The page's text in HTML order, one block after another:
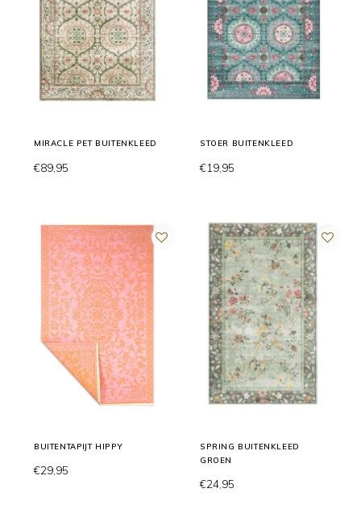
MIRACLE PET BUITENKLEED
€89,95
STOER BUITENKLEED
€19,95
BUITENTAPIJT HIPPY
€29,95
SPRING BUITENKLEED
GROEN
€24,95